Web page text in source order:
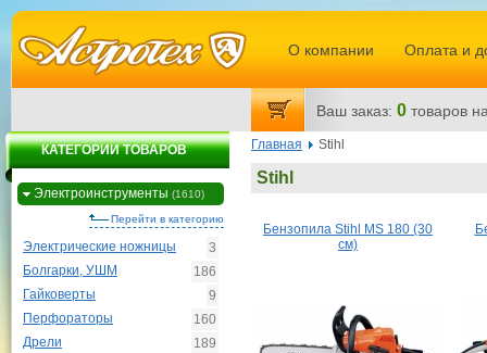
Главная Stihl
Stihl
Бензопила Stihl MS 180 (30
см)
КАТЕГОРИИ ТОВАРОВ
Электроинструменты (1610)
Перейти в категорию
Электрические ножницы
3
Болгарки, УШМ
186
Гайковерты
9
Перфораторы
160
Дрели
189
О компании Оплата и
Ваш заказ: 0 товаров